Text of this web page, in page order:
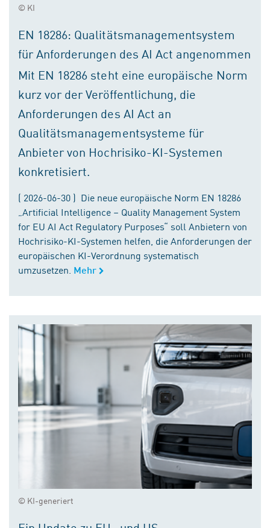
© KI
EN 18286: Qualitätsmanagementsystem
für Anforderungen des AI Act angenommen
Mit EN 18286 steht eine europäische Norm
kurz vor der Veröffentlichung, die
Anforderungen des AI Act an
Qualitätsmanagementsysteme für
Anbieter von Hochrisiko-KI-Systemen
konkretisiert.
( 2026-06-30 ) Die neue europäische Norm EN 18286
„Artificial Intelligence – Quality Management System
for EU AI Act Regulatory Purposes“ soll Anbietern von
Hochrisiko-KI-Systemen helfen, die Anforderungen der
europäischen KI-Verordnung systematisch
umzusetzen. Mehr
© KI-generiert